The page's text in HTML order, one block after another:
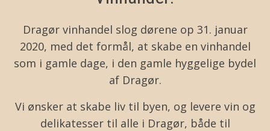
Dragør vinhandel slog dørene op 31. januar
2020, med det formål, at skabe en vinhandel
som i gamle dage, i den gamle hyggelige bydel
af Dragør.
Vi ønsker at skabe liv til byen, og levere vin og
delikatesser til alle i Dragør, både til